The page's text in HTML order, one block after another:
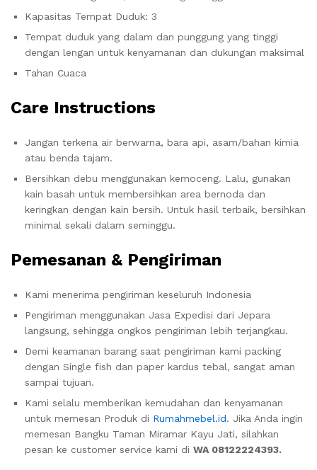
Kapasitas Tempat Duduk: 3
Tempat duduk yang dalam dan punggung yang tinggi
dengan lengan untuk kenyamanan dan dukungan maksimal
Tahan Cuaca
Care Instructions
Jangan terkena air berwarna, bara api, asam/bahan kimia
atau benda tajam.
Bersihkan debu menggunakan kemoceng. Lalu, gunakan
kain basah untuk membersihkan area bernoda dan
keringkan dengan kain bersih. Untuk hasil terbaik, bersihkan
minimal sekali dalam seminggu.
Pemesanan & Pengiriman
Kami menerima pengiriman keseluruh Indonesia
Pengiriman menggunakan Jasa Expedisi dari Jepara
langsung, sehingga ongkos pengiriman lebih terjangkau.
Demi keamanan barang saat pengiriman kami packing
dengan Single fish dan paper kardus tebal, sangat aman
sampai tujuan.
Kami selalu memberikan kemudahan dan kenyamanan
untuk memesan Produk di Rumahmebel.id. Jika Anda ingin
memesan Bangku Taman Miramar Kayu Jati, silahkan
pesan ke customer service kami di WA 08122224393.